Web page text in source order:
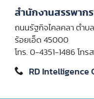
สำนักงานสรรพาก
ถนนรัฐกิจไคลคลา ตำบ
ร้อยเอ็ด 45000
โทร. 0-4351-1486 โท
RD Intelligence